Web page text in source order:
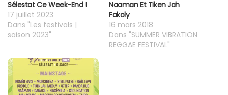
Sélestat Ce Week-End !
17 juillet 2023
Dans "Les festivals |
saison 2023"
Naaman Et Tiken Jah
Fakoly
16 mars 2018
Dans "SUMMER VIBRATION
REGGAE FESTIVAL"